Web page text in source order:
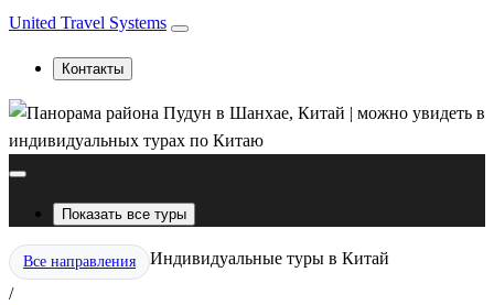
United Travel Systems
Контакты
Показать все туры
Все направления
/
Индивидуальные туры в Китай